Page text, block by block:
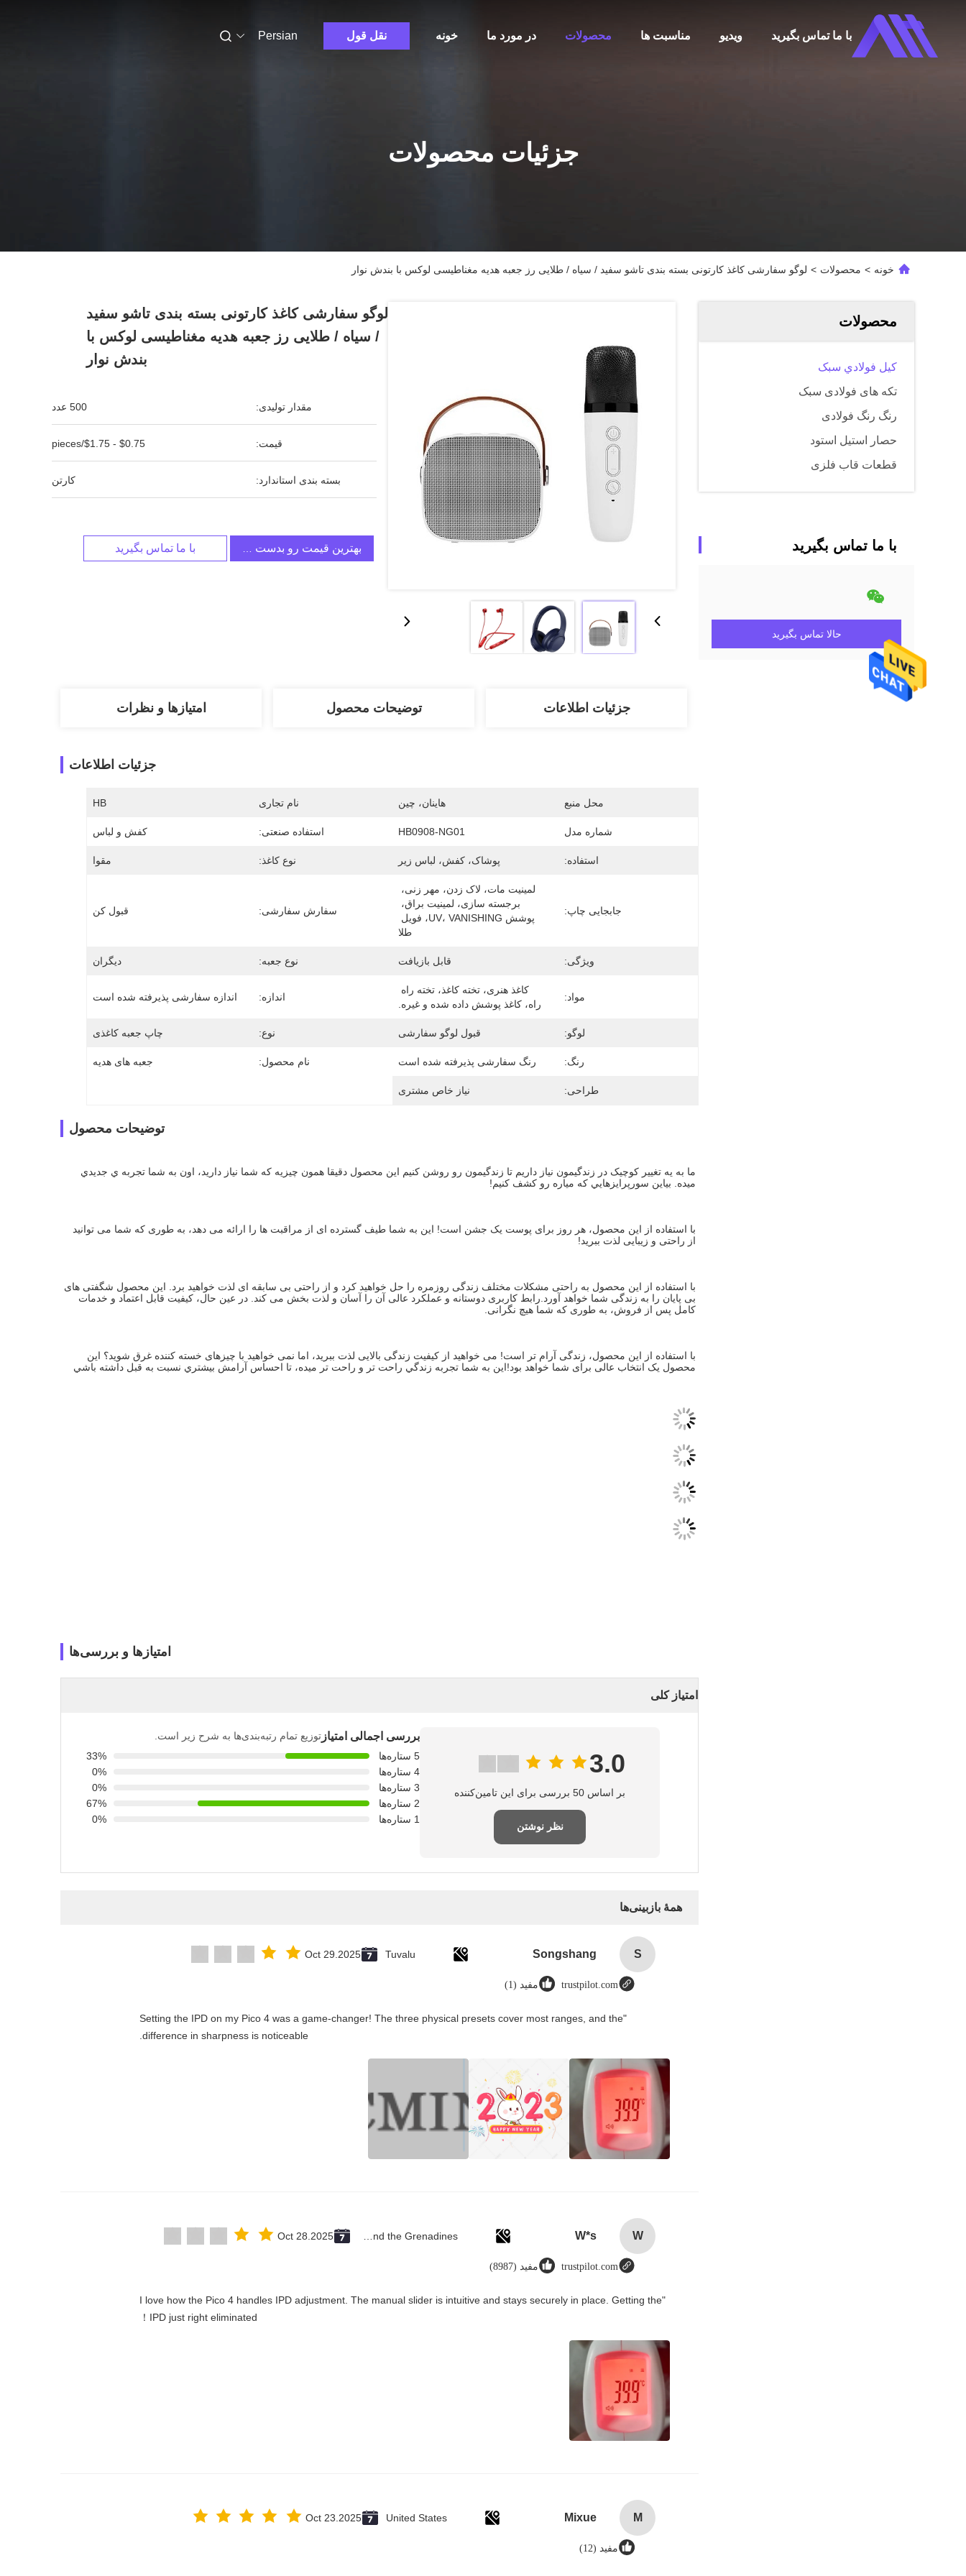
خونه در مورد ما محصولات مناسبت ها ویدیو با ما تماس بگیرید نقل قول Persian
جزئیات محصولات
خونه > محصولات > لوگو سفارشی کاغذ کارتونی بسته بندی تاشو سفید / سیاه / طلایی رز جعبه هدیه مغناطیسی لوکس با بندش نوار
محصولات
کيل فولادي سبک
تکه های فولادی سبک
رنگ رنگ فولادی
حصار استیل استود
قطعات قاب فلزی
با ما تماس بگیرید
حالا تماس بگیرید
لوگو سفارشی کاغذ کارتونی بسته بندی تاشو سفید
/ سیاه / طلایی رز جعبه هدیه مغناطیسی لوکس با
بندش نوار
مقدار تولیدی: 500 عدد
قیمت: $0.75 - $1.75/pieces
بسته بندی استاندارد: کارتن
بهترین قیمت رو بدست بیار با ما تماس بگیرید
جزئیات اطلاعات توضیحات محصول امتیازها و نظرات
جزئیات اطلاعات
محل منبع هاینان، چین نام تجاری HB
شماره مدل HB0908-NG01 استفاده صنعتی: کفش و لباس
استفاده: پوشاک، کفش، لباس زیر نوع کاغذ: مقوا
جابجایی چاپ:
طلا
سفارش سفارشی: قبول کن
ویژگی: قابل بازیافت نوع جعبه: دیگران
مواد:
راه، کاغذ پوشش داده شده و غیره.
اندازه: اندازه سفارشی پذیرفته شده است
لوگو: قبول لوگو سفارشی نوع: چاپ جعبه کاغذی
رنگ: رنگ سفارشی پذیرفته شده است نام محصول: جعبه های هدیه
طراحی: نیاز خاص مشتری
توضیحات محصول
ميده. بياين سورپرايزهايي که مياره رو کشف کنيم!
از راحتی و زیبایی لذت ببرید!
کامل پس از فروش، به طوری که شما هیچ نگرانی.
محصول یک انتخاب عالی برای شما خواهد بود!اين به شما تجربه زندگي راحت تر و راحت تر ميده، تا احساس آرامش بيشتري نسبت به قبل داشته باشي
امتیازها و بررسی‌ها
امتیاز کلی
3.0
بر اساس 50 بررسی برای این تامین‌کننده
نظر نوشتن
بررسی اجمالی امتیاز توزیع تمام رتبه‌بندی‌ها به شرح زیر است.
5 ستاره‌ها
33%
4 ستاره‌ها
0%
3 ستاره‌ها
0%
2 ستاره‌ها
67%
1 ستاره‌ها
0%
همهٔ بازبینی‌ها
S
Songshang
Tuvalu
Oct 29.2025
trustpilot.com مفید (1)
"Setting the IPD on my Pico 4 was a game-changer! The three physical presets cover most ranges, and the
difference in sharpness is noticeable.
W
W*s
Oct 28.2025
trustpilot.com مفید (8987)
"I love how the Pico 4 handles IPD adjustment. The manual slider is intuitive and stays securely in place. Getting the
IPD just right eliminated！
M
Mixue
United States
Oct 23.2025
مفید (12)